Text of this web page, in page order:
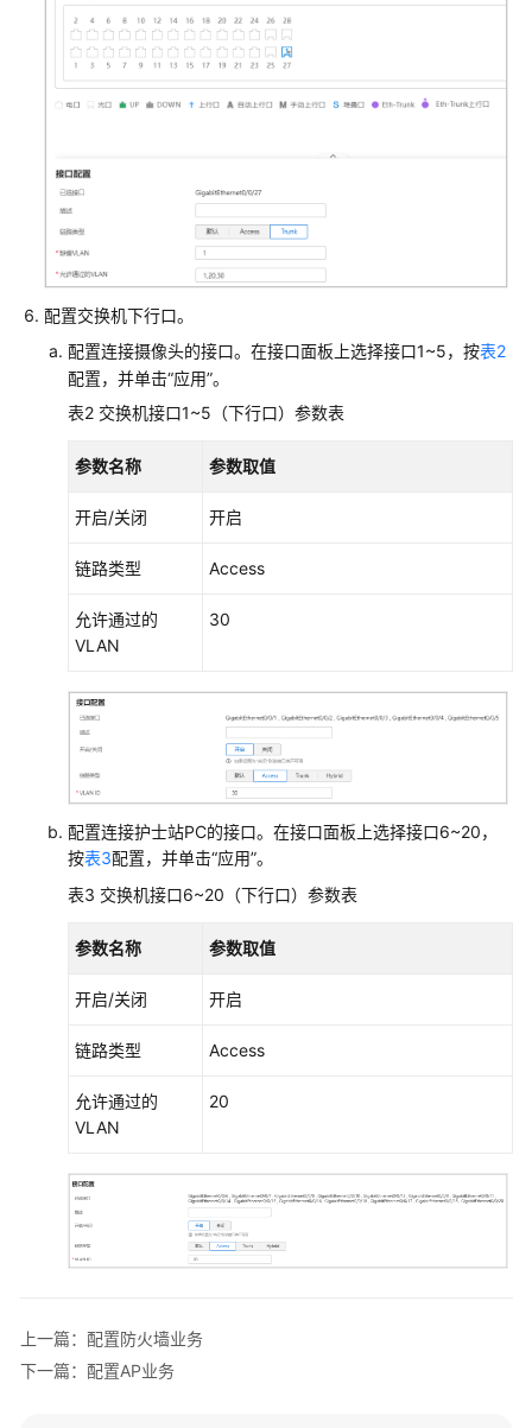
网
场
景
网
AR+交
换
+AP
组
网
景
防
墙
换
机
组
场
景
防
火
墙
心
换
+接
交
换
+云
组
AR+核
配置交换机下行口。
配置连接摄像头的接口。在接口面板上选择接口1~5，按表2
配置，并单击“应用”。
表2 交换机接口1~5（下行口）参数表
参数名称 参数取值
开启/关闭 开启
链路类型 Access
允许通过的
VLAN
30
配置连接护士站PC的接口。在接口面板上选择接口6~20，
按表3配置，并单击“应用”。
表3 交换机接口6~20（下行口）参数表
参数名称 参数取值
开启/关闭 开启
链路类型 Access
允许通过的
VLAN
20
上一篇：配置防火墙业务
下一篇：配置AP业务